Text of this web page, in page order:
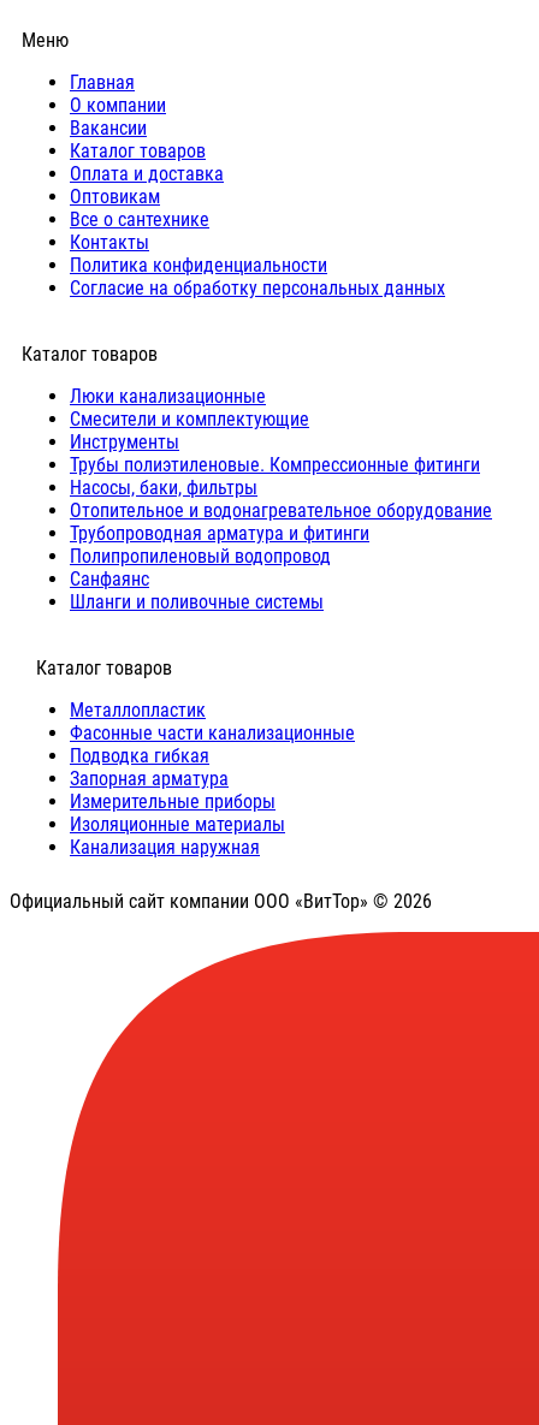
Меню
Главная
О компании
Вакансии
Каталог товаров
Оплата и доставка
Оптовикам
Все о сантехнике
Контакты
Политика конфиденциальности
Согласие на обработку персональных данных
Каталог товаров
Люки канализационные
Cмесители и комплектующие
Инструменты
Трубы полиэтиленовые. Компрессионные фитинги
Насосы, баки, фильтры
Отопительное и водонагревательное оборудование
Трубопроводная арматура и фитинги
Полипропиленовый водопровод
Санфаянс
Шланги и поливочные системы
⠀Каталог товаров
Металлопластик
Фасонные части канализационные
Подводка гибкая
Запорная арматура
Измерительные приборы
Изоляционные материалы
Канализация наружная
Официальный сайт компании ООО «ВитТор» © 2026